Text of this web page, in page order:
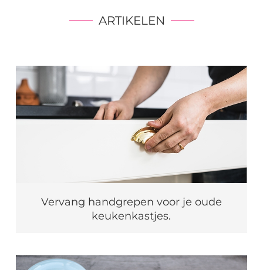
ARTIKELEN
Vervang handgrepen voor je oude
keukenkastjes.